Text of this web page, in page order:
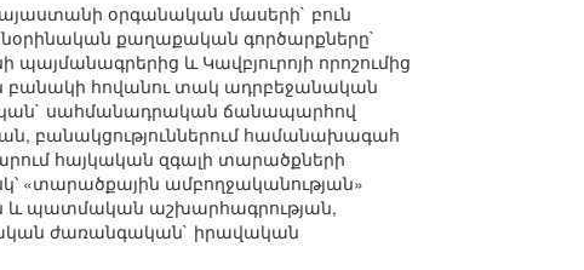
օրգանական մասերի` բուն
քաղաքական գործարքները`
և Կավբյուրոյի որոշումից
բանակի հովանու տակ ադրբեջանական
սահմանադրական ճանապարհով
բանակցություններում համանախագահ
հայկական զգալի տարածքների
«տարածքային ամբողջականության»
և պատմական աշխարհագրության,
ժառանգական` իրավական